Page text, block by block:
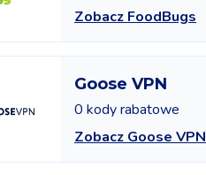
Zobacz FoodBugs
Goose VPN
0 kody rabatowe
Zobacz Goose VPN